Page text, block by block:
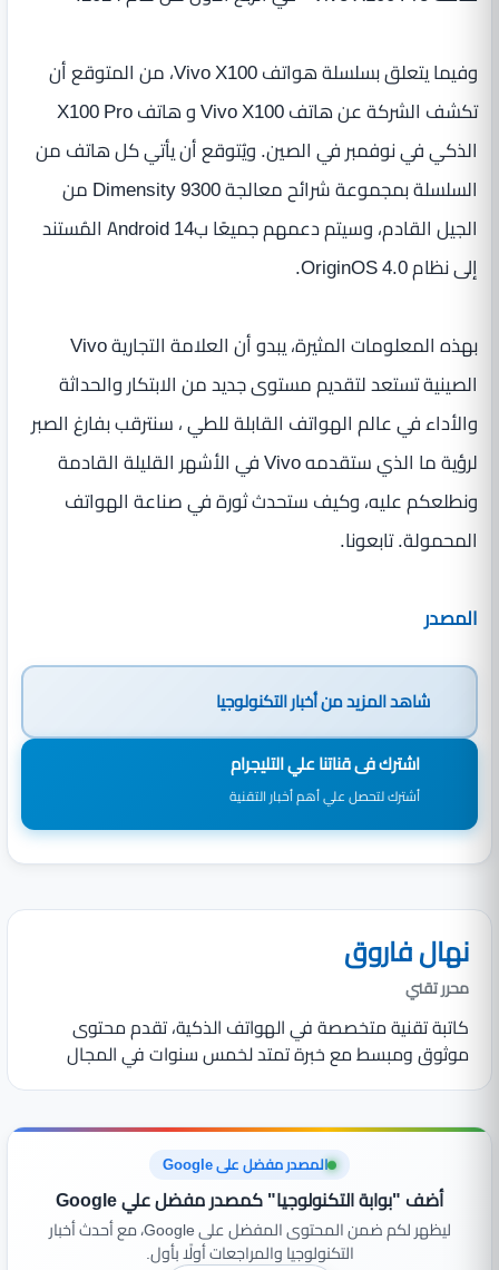
وفيما يتعلق بسلسلة هواتف Vivo X100، من المتوقع أن
تكشف الشركة عن هاتف Vivo X100 و هاتف X100 Pro
الذكي في نوفمبر في الصين. ويُتوقع أن يأتي كل هاتف من
السلسلة بمجموعة شرائح معالجة Dimensity 9300 من
الجيل القادم، وسيتم دعمهم جميعًا بAndroid 14 المُستند
إلى نظام OriginOS 4.0.
بهذه المعلومات المثيرة، يبدو أن العلامة التجارية Vivo
الصينية تستعد لتقديم مستوى جديد من الابتكار والحداثة
والأداء في عالم الهواتف القابلة للطي ، سنترقب بفارغ الصبر
لرؤية ما الذي ستقدمه Vivo في الأشهر القليلة القادمة
ونطلعكم عليه، وكيف ستحدث ثورة في صناعة الهواتف
المحمولة. تابعونا.
المصدر
شاهد المزيد منأخبار التكنولوجيا
اشترك فى قناتنا علي التليجرام
أشترك لتحصل علي أهم أخبار التقنية
نهال فاروق
محرر تقني
كاتبة تقنية متخصصة في الهواتف الذكية، تقدم محتوى
موثوق ومبسط مع خبرة تمتد لخمس سنوات في المجال
المصدر مفضل على Google
أضف "بوابة التكنولوجيا" كمصدر مفضل علي Google
ليظهر لكم ضمن المحتوى المفضل على Google، مع أحدث أخبار
التكنولوجيا والمراجعات أولًا بأول.